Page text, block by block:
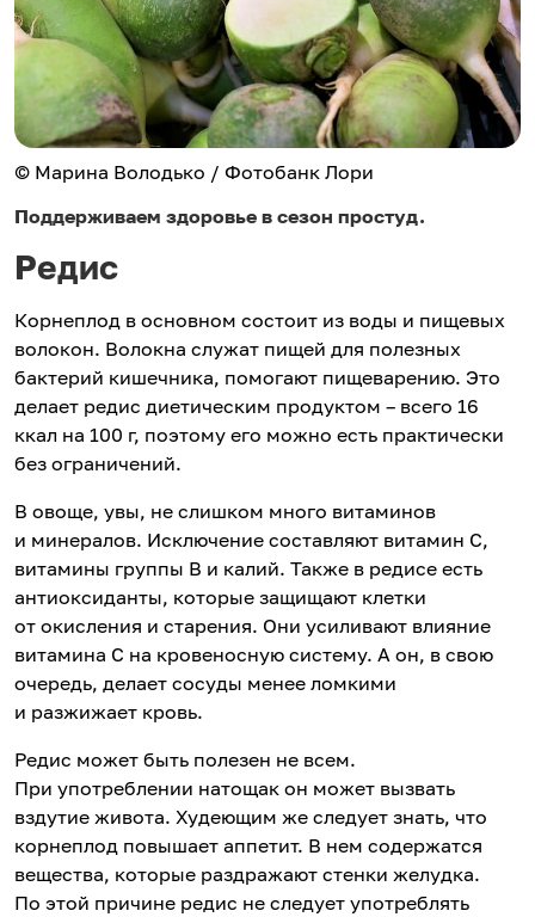
© Марина Володько / Фотобанк Лори
Поддерживаем здоровье в сезон простуд.
Редис
Корнеплод в основном состоит из воды и пищевых
волокон. Волокна служат пищей для полезных
бактерий кишечника, помогают пищеварению. Это
делает редис диетическим продуктом – всего 16
ккал на 100 г, поэтому его можно есть практически
без ограничений.
В овоще, увы, не слишком много витаминов
и минералов. Исключение составляют витамин С,
витамины группы В и калий. Также в редисе есть
антиоксиданты, которые защищают клетки
от окисления и старения. Они усиливают влияние
витамина С на кровеносную систему. А он, в свою
очередь, делает сосуды менее ломкими
и разжижает кровь.
Редис может быть полезен не всем.
При употреблении натощак он может вызвать
вздутие живота. Худеющим же следует знать, что
корнеплод повышает аппетит. В нем содержатся
вещества, которые раздражают стенки желудка.
По этой причине редис не следует употреблять